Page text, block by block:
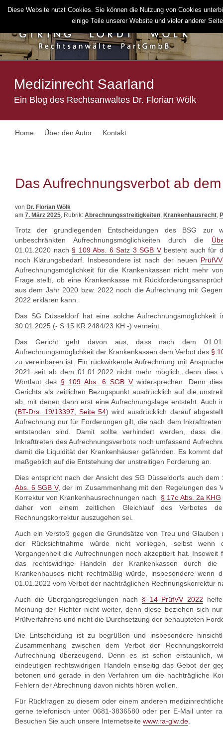
Medizinrecht Saarland
Ein Blog des Rechtsanwaltes Dr. Florian Wölk
Home Über den Autor Kontakt
Das Aufrechnungsverbot ab
von Dr. Florian Wölk
am 7. März 2025, Rubrik: Abrechnungsstreitigkeiten, Krankenhausrecht,
Trotz der grundlegenden Entscheidungen des BSG zur
unbeschränkten Aufrechnungsmöglichkeiten durch die
01.01.2020 nach § 109 Abs. 6 Satz 3 SGB Vbesteht auch für
noch Klärungsbedarf. Insbesondere ist nach der neuen
Aufrechnungsmöglichkeit für die Krankenkassen nicht mehr
Frage stellt, ob eine Krankenkasse mit
aus dem Jahr 2020 bzw. 2022 noch die Aufrechnung mit
2022 erklären kann.
Das SG Düsseldorf hat eine solche Aufrechnungsmöglichkeit
30.01.2025 (- S 15 KR 2484/23 KH -) verneint.
Das Gericht geht davon aus, dass nach dem
Aufrechnungsmöglichkeit der Krankenkassen dem Verbot des §
zu vereinbaren ist. Ein rückwirkende Aufrechnung mit
2021 seit ab dem 01.01.2022 nicht mehr möglich, denn dies
Wortlaut des § 109 Abs. 6 SGB Vwidersprechen. Denn
Gerichts als zeitlichen Bezugspunkt ausdrücklich auf die
ab, mit denen dann erst eine Aufrechnungslage entsteht. Auch
(BT-Drs. 19/13397, Seite 54) wird ausdrücklich darauf
Aufrechnung nur für Forderungen gilt, die nach dem
entstanden sind. Damit sollte verhindert werden, dass
Inkrafttreten des Aufrechnungsverbots noch umfassend
damit die Liquidität der Krankenhäuser gefährden. Es kommt
maßgeblich auf die Entstehung der unstreitigen Forderung an.
Dies entspricht nach der Ansicht des SG Düsseldorfs auch
Abs. 6 SGB V, der im Zusammenhang mit den Regelungen des
Korrektur von Krankenhausrechnungen nach § 17c Abs. 2a KHG
daher von einem zeitlichen Gleichlauf des Verbotes
Rechnungskorrektur auszugehen sei.
Auch ein Verstoß gegen die Grundsätze von Treu und Glauben
der Rücksichtnahme würde nicht vorliegen, selbst wenn
Vergangenheit die Aufrechnungen noch akzeptiert hat. Insoweit
das rechtswidrige Handeln der Krankenkassen durch die
Krankenhauses nicht rechtmäßig würde, insbesondere wenn
01.01.2022 vom Verbot der nachträglichen Rechnungskorrektur
Auch die Übergangsregelungen nach § 14 PrüfVV 2022
Meinung der Richter nicht weiter, denn diese beziehen sich
Prüfverfahrens und nicht die Durchsetzung der behaupteten
Die Entscheidung ist zu begrüßen und insbesondere
Zusammenhang zwischen dem Verbot der
Aufrechnung überzeugend. Denn es ist schon erstaunlich,
eindeutigen rechtswidrigen Handeln einseitig das Gebot der
betonen und gerade in den Verfahren um die nachträgliche
Fehlern der Abrechnung davon nichts hören wollen.
Für Rückfragen zu diesem oder einem anderen
gerne telefonisch unter 0681-3836580 oder per E-Mail unter
Besuchen Sie auch unsere Internetseite www.ra-glw.de
Diese Website nutzt Cookies. Sie können die Nutzung von Cookies
einige Teile unserer Website und vieler anderer